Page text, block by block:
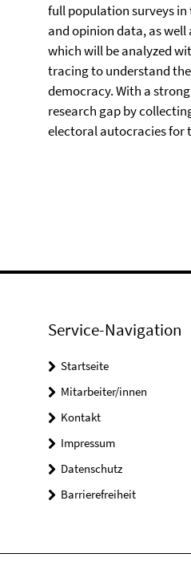
full population surveys
and opinion data, as
which will be analyzed
tracing to understand
democracy. With a
research gap by
electoral autocracies for
Service-Navigation
Startseite
Mitarbeiter/innen
Kontakt
Impressum
Datenschutz
Barrierefreiheit